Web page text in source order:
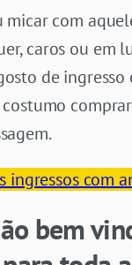
micar com
caros ou em
de ingresso
ingressos com
bem